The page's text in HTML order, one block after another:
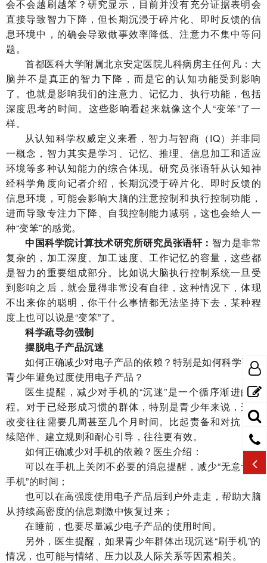
会不会越刷越笨？研究显示，目前并没有充分证据表明会
直接导致智力下降，但长期沉浸于碎片化、即时反馈的信
息环境中，的确会导致做事效率降低、注意力不集中等问
题。
首都医科大学附属北京安定医院儿科病房主任何凡：大
脑并不是真正的智力下降，而是它的认知功能受到影响
了。也就是影响我们的注意力、记忆力、执行功能，包括
深度思考的时间。这些影响看起来就像这个人“变笨”了一
样。
从认知科学权威定义来看，智力与智商（IQ）并非同
一概念，智力其实是学习、记忆、推理、信息加工和适应
环境等多种认知能力的综合体现。研究员张语轩从认知神
经科学角度向记者介绍，长期沉浸于碎片化、即时反馈的
信息环境，可能会影响大脑的注意控制和执行控制功能，
进而导致专注力下降、自我控制能力减弱，这也会给人一
种“变笨”的感觉。
中国科学院计算技术研究所研究员张语轩： 智力是非常
复杂的，加工深度、加工速度、工作记忆的容量，这些都
是智力的重要组成部分。比如说大脑执行控制系统一旦受
到影响之后，就会显得非常没有自律，这种情况下，体现
不出来你的聪明，你干什么事情都无法坚持下去，某种程
度上也可以说是“变笨”了。
科学疏导勿强制
摆脱电子产品沉迷
如何正确减少对电子产品的依赖？特别是如何科学引导
青少年避免过度使用电子产品？
医生提醒，减少对手机的“沉迷”是一个循序渐进的过
程。对于已经形成习惯的群体，特别是青少年来说，这种
改变往往需要几周甚至几个月时间。比起责备和对抗，持
续陪伴、建立规则和耐心引导，往往更有效。
如何正确减少对手机的依赖？医生介绍：
可以在手机上关闭不必要的消息提醒，减少“无意识刷
手机”的时间；
也可以在高强度使用电子产品后到户外走走，帮助大脑
从持续高密度的信息刺激中恢复过来；
在睡前，也要尽量减少电子产品的使用时间。
另外，医生提醒，如果青少年群体出现沉迷“刷手机”的
情况，也可能与情绪、压力以及人际关系等因素相关。